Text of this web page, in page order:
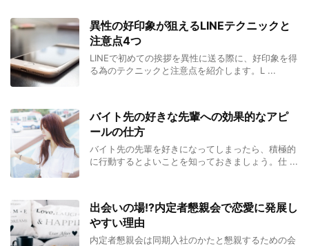
異性の好印象が狙えるLINEテクニックと
注意点4つ
LINEで初めての挨拶を異性に送る際に、好印象を得
る為のテクニックと注意点を紹介します。L ...
バイト先の好きな先輩への効果的なアピ
ールの仕方
バイト先の先輩を好きになってしまったら、積極的
に行動するとよいことを知っておきましょう。仕 ...
出会いの場!?内定者懇親会で恋愛に発展し
やすい理由
内定者懇親会は同期入社のかたと懇親するための会